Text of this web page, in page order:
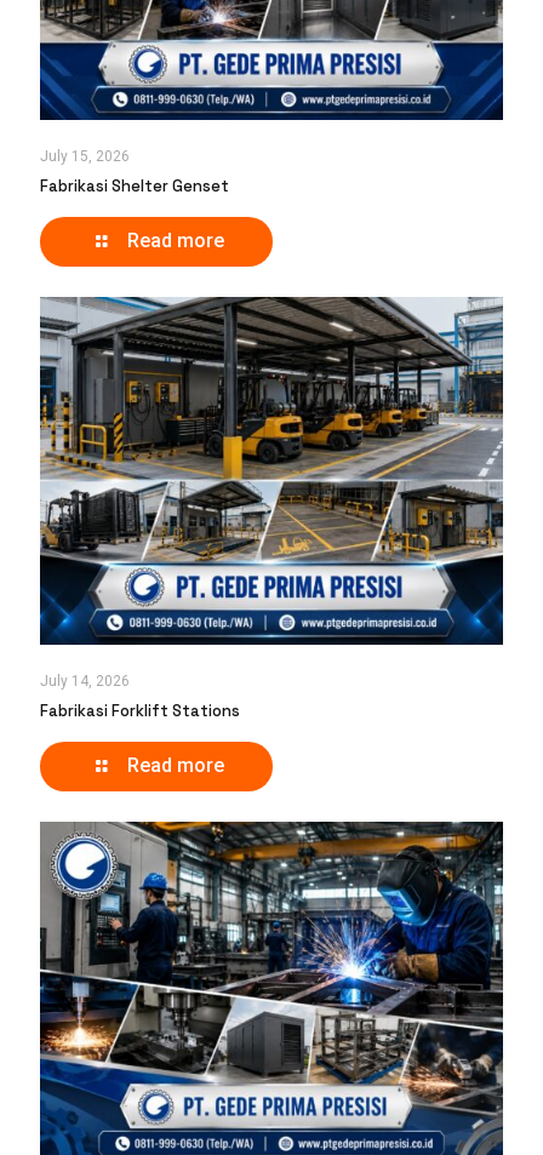
July 15, 2026
Fabrikasi Shelter Genset
Read more
July 14, 2026
Fabrikasi Forklift Stations
Read more